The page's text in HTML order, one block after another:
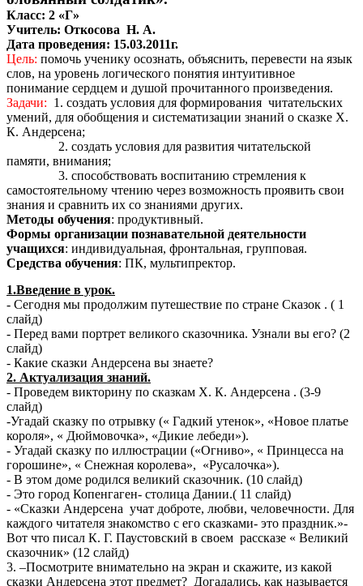
Класс: 2 «Г»
Учитель: Откосова Н. А.
Дата проведения: 15.03.2011г.
Цель: помочь ученику осознать, объяснить, перевести на язык
слов, на уровень логического понятия интуитивное
понимание сердцем и душой прочитанного произведения.
Задачи: 1. создать условия для формирования читательских
умений, для обобщения и систематизации знаний о сказке Х.
К. Андерсена;
2. создать условия для развития читательской
памяти, внимания;
3. способствовать воспитанию стремления к
самостоятельному чтению через возможность проявить свои
знания и сравнить их со знаниями других.
Методы обучения: продуктивный.
Формы организации познавательной деятельности
учащихся: индивидуальная, фронтальная, групповая.
Средства обучения: ПК, мультипректор.
1.Введение в урок.
- Сегодня мы продолжим путешествие по стране Сказок . ( 1
слайд)
- Перед вами портрет великого сказочника. Узнали вы его? (2
слайд)
- Какие сказки Андерсена вы знаете?
2. Актуализация знаний.
- Проведем викторину по сказкам Х. К. Андерсена . (3-9
слайд)
-Угадай сказку по отрывку (« Гадкий утенок», «Новое платье
короля», « Дюймовочка», «Дикие лебеди»).
- Угадай сказку по иллюстрации («Огниво», « Принцесса на
горошине», « Снежная королева», «Русалочка»).
- В этом доме родился великий сказочник. (10 слайд)
- Это город Копенгаген- столица Дании.( 11 слайд)
- «Сказки Андерсена учат доброте, любви, человечности. Для
каждого читателя знакомство с его сказками- это праздник.»-
Вот что писал К. Г. Паустовский в своем рассказе « Великий
сказочник» (12 слайд)
3. –Посмотрите внимательно на экран и скажите, из какой
сказки Андерсена этот предмет? Догадались, как называется